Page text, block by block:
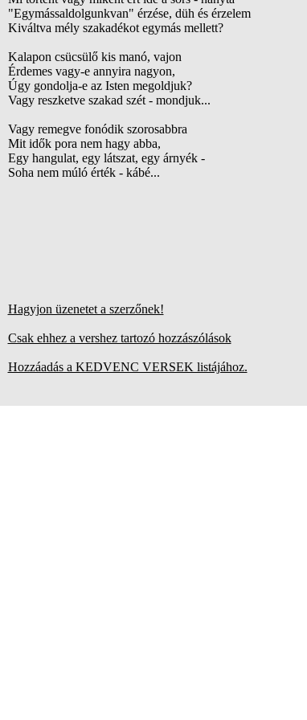
"Egymássaldolgunkvan" érzése, düh és érzelem
Kiváltva mély szakadékot egymás mellett?
Kalapon csücsülő kis manó, vajon
Érdemes vagy-e annyira nagyon,
Úgy gondolja-e az Isten megoldjuk?
Vagy reszketve szakad szét - mondjuk...
Vagy remegve fonódik szorosabbra
Mit idők pora nem hagy abba,
Egy hangulat, egy látszat, egy árnyék -
Soha nem múló érték - kábé...
Hagyjon üzenetet a szerzőnek!
Csak ehhez a vershez tartozó hozzászólások
Hozzáadás a KEDVENC VERSEK listájához.